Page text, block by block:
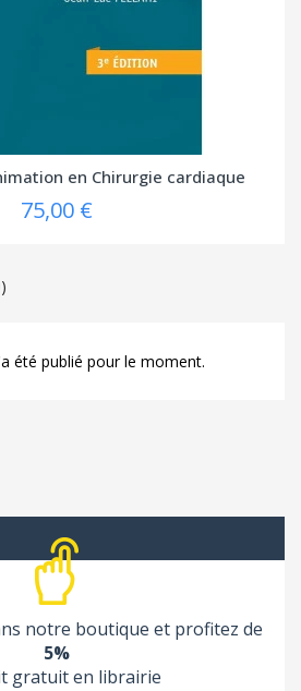
en Chirurgie cardiaque
75,00 €
été publié pour le moment.
notre boutique et profitez de
5%
gratuit en librairie